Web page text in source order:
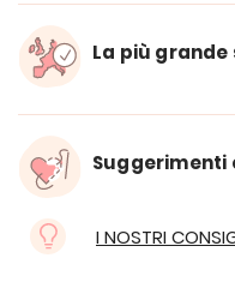
La più grande
Suggerimenti
I NOSTRI